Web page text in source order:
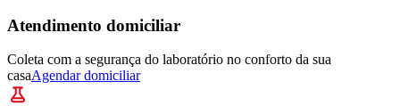
Atendimento domiciliar
Coleta com a segurança do laboratório no conforto da sua
casaAgendar domiciliar